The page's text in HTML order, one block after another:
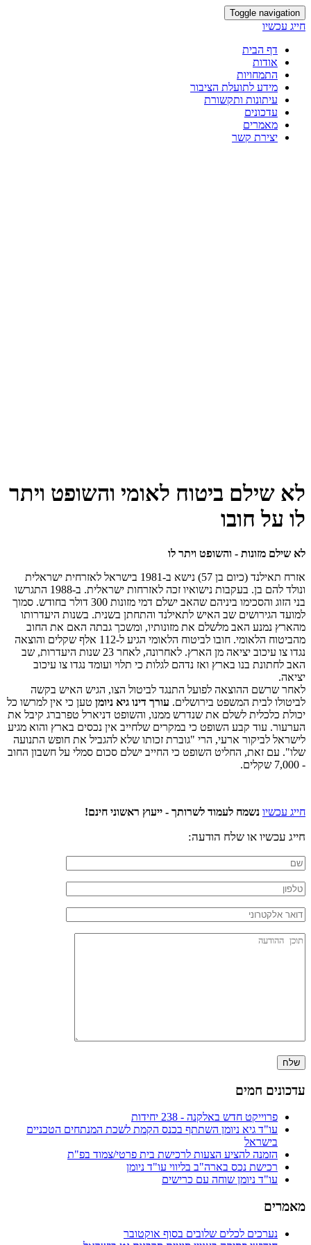
Toggle navigation
חייג עכשיו
דף הבית
אודות
התמחויות
מידע לתועלת הציבור
עיתונות ותקשורת
עדכונים
מאמרים
יצירת קשר
לא שילם ביטוח לאומי והשופט ויתר
לו על חובו
לא שילם מזונות - והשופט ויתר לו
אזרח תאילנד (כיום בן 57) נישא ב-1981 בישראל לאזרחית ישראלית
ונולד להם בן. בעקבות נישואיו זכה לאזרחות ישראלית. ב-1988 התגרשו
בני הזוג והסכימו ביניהם שהאב ישלם דמי מזונות 300 דולר בחודש. סמוך
למועד הגירושים שב האיש לתאילנד והתחתן בשנית. בשנות היעדרותו
מהארץ נמנע האב מלשלם את מזונותיו, ומשכך גבתה האם את החוב
מהביטוח הלאומי. חובו לביטוח הלאומי הגיע ל-112 אלף שקלים והוצאה
נגדו צו עיכוב יציאה מן הארץ. לאחרונה, לאחר 23 שנות היעדרות, שב
האב לחתונת בנו בארץ ואז נדהם לגלות כי תלוי ועומד נגדו צו עיכוב
יציאה.
לאחר שרשם ההוצאה לפועל התנגד לביטול הצו, הגיש האיש בקשה
לביטולו לבית המשפט בירושלים. עורך דינו גיא ניומן טען כי אין למרשו כל
יכולת כלכלית לשלם את שנדרש ממנו, והשופט דניארל טפרברג קיבל את
הערעור. עוד קבע השופט כי במקרים שלחייב אין נכסים בארץ והוא מגיע
לישראל לביקור ארעי, הרי "גוברת זכותו שלא להגביל את חופש התנועה
שלו". עם זאת, החליט השופט כי החייב ישלם סכום סמלי על חשבון החוב
- 7,000 שקלים.
חייג עכשיו נשמח לעמוד לשרותך - ייעוץ ראשוני חינם!
חייג עכשיו או שלח הודעה:
עדכונים חמים
פרוייקט חדש באלקנה - 238 יחידות
עו"ד גיא ניומן השתתף בכנס הקמת לשכת המנתחים הטכניים
בישראל
הזמנה להציע הצעות לרכישת בית פרטי/צמוד בפ"ת
רכישת נכס בארה"ב בליווי עו"ד ניומן
עו"ד ניומן שוחה עם כרישים
מאמרים
נערכים לכלים שלובים בסוף אוקטובר